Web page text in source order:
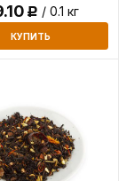
Р / 0.1 кг
КУПИТЬ